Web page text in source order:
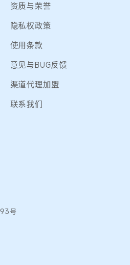
资质与荣誉
隐私权政策
使用条款
意见与BUG反馈
渠道代理加盟
联系我们
号